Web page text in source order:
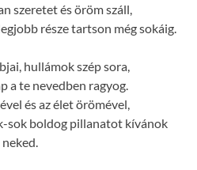
szeretet és öröm száll,
része tartson még sokáig.
hullámok szép sora,
a te nevedben ragyog.
és az élet örömével,
sok boldog pillanatot kívánok
neked.